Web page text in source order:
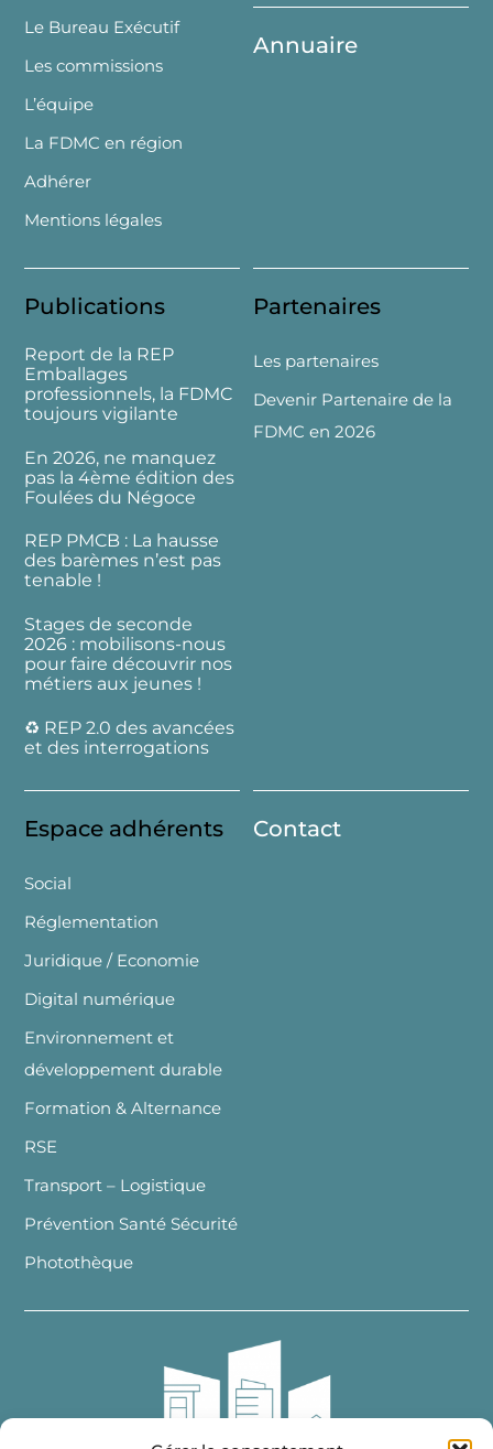
Le Bureau Exécutif
Les commissions
L’équipe
La FDMC en région
Adhérer
Mentions légales
Annuaire
Publications
Report de la REP
Emballages
professionnels, la FDMC
toujours vigilante
En 2026, ne manquez
pas la 4ème édition des
Foulées du Négoce
REP PMCB : La hausse
des barèmes n’est pas
tenable !
Stages de seconde
2026 : mobilisons-nous
pour faire découvrir nos
métiers aux jeunes !
♻️ REP 2.0 des avancées
et des interrogations
Partenaires
Les partenaires
Devenir Partenaire de la
FDMC en 2026
Espace adhérents
Social
Réglementation
Juridique / Economie
Digital numérique
Environnement et
développement durable
Formation & Alternance
RSE
Transport – Logistique
Prévention Santé Sécurité
Photothèque
Contact